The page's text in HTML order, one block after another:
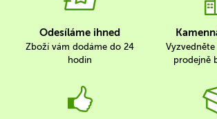
Odesíláme ihned
Zboží vám dodáme do 24
hodin
prodejně